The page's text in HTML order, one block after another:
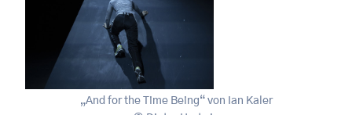
„And for the Time Being“ von Ian Kaler